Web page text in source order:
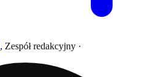
, Zespół redakcyjny ·